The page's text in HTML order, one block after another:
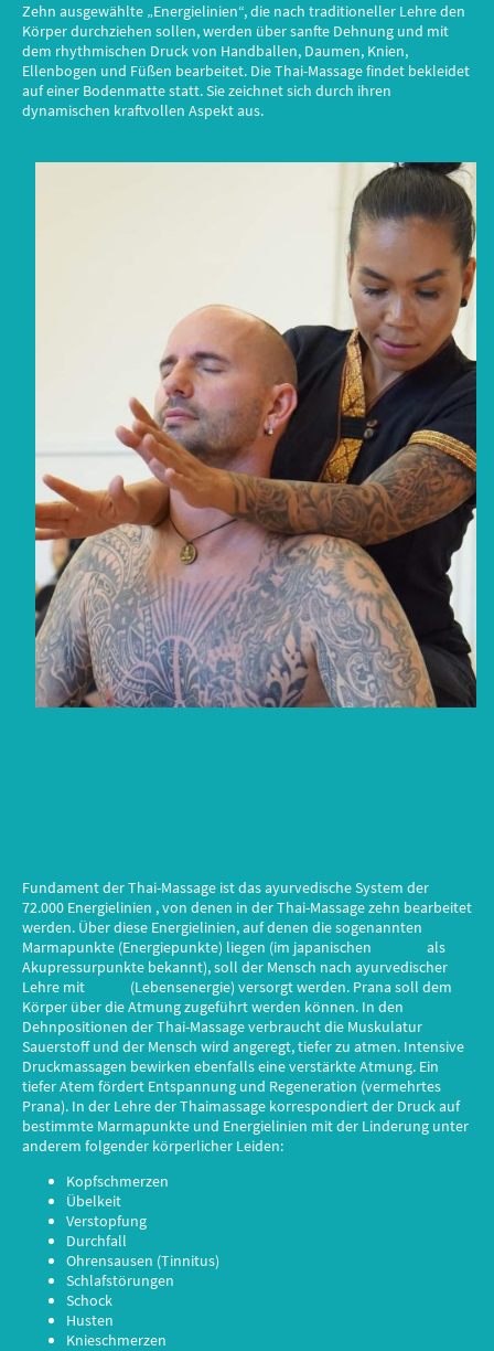
Zehn ausgewählte „Energielinien“, die nach traditioneller Lehre den
Körper durchziehen sollen, werden über sanfte Dehnung und mit
dem rhythmischen Druck von Handballen, Daumen, Knien,
Ellenbogen und Füßen bearbeitet. Die Thai-Massage findet bekleidet
auf einer Bodenmatte statt. Sie zeichnet sich durch ihren
dynamischen kraftvollen Aspekt aus.
Fundament der Thai-Massage ist das ayurvedische System der
72.000 Energielinien , von denen in der Thai-Massage zehn bearbeitet
werden. Über diese Energielinien, auf denen die sogenannten
Marmapunkte (Energiepunkte) liegen (im japanischen
als
Akupressurpunkte bekannt), soll der Mensch nach ayurvedischer
Lehre mit
(Lebensenergie) versorgt werden. Prana soll dem
Körper über die Atmung zugeführt werden können. In den
Dehnpositionen der Thai-Massage verbraucht die Muskulatur
Sauerstoff und der Mensch wird angeregt, tiefer zu atmen. Intensive
Druckmassagen bewirken ebenfalls eine verstärkte Atmung. Ein
tiefer Atem fördert Entspannung und Regeneration (vermehrtes
Prana). In der Lehre der Thaimassage korrespondiert der Druck auf
bestimmte Marmapunkte und Energielinien mit der Linderung unter
anderem folgender körperlicher Leiden:
Kopfschmerzen
Übelkeit
Verstopfung
Durchfall
Ohrensausen (Tinnitus)
Schlafstörungen
Schock
Husten
Knieschmerzen